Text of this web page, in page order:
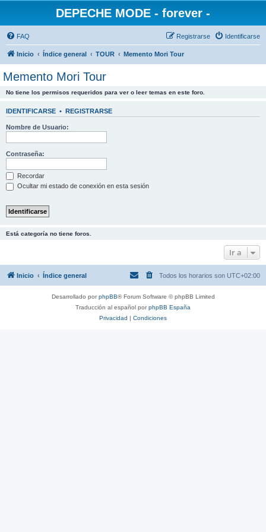
DEPECHE MODE - forever -
FAQ Identificarse
Registrarse
Inicio Índice general TOUR Memento Mori Tour
Memento Mori Tour
No tiene los permisos requeridos para ver o leer temas en este foro.
IDENTIFICARSE • REGISTRARSE
Nombre de Usuario:
Contraseña:
Recordar
Ocultar mi estado de conexión en esta sesión
Está categoría no tiene foros.
Ir a
Inicio Índice general Todos los horarios son UTC+02:00
Desarrollado porphpBB® Forum Software © phpBB Limited
Traducción al español porphpBB España
Privacidad | Condiciones